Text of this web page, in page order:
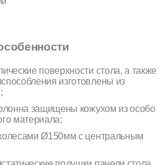
поверхности стола, а также
изготовлены из
защищены кожухом из особо
материала;
Ø150мм с центральным